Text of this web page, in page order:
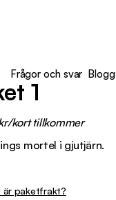
Frågor och svar Blogg
1
kort tillkommer
mortel i gjutjärn.
är paketfrakt?